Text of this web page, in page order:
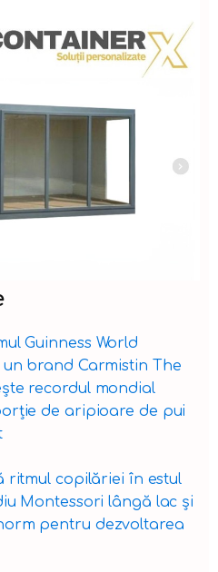
Guinness World
un brand Carmistin The
recordul mondial
de aripioare de pui
ritmul copilăriei în estul
Montessori lângă lac și
pentru dezvoltarea